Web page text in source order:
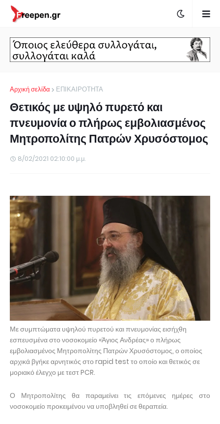
Αρχική σελίδα ΕΠΙΚΑΙΡΟΤΗΤΑ
Θετικός με υψηλό πυρετό και
πνευμονία ο πλήρως εμβολιασμένος
Μητροπολίτης Πατρών Χρυσόστομος
8/02/2021 02:10:00 μ.μ.
Με συμπτώματα υψηλού πυρετού και πνευμονίας εισήχθη
εσπευσμένα στο νοσοκομείο «Άγιος Ανδρέας» ο πλήρως
εμβολιασμένος Μητροπολίτης Πατρών Χρυσόστομος, ο οποίος
αρχικά βγήκε αρνητικός στο rapid test το οποίο και θετικός σε
μοριακό έλεγχο με τεστ PCR.
Ο Μητροπολίτης θα παραμείνει τις επόμενες ημέρες στο
νοσοκομείο προκειμένου να υποβληθεί σε θεραπεία.